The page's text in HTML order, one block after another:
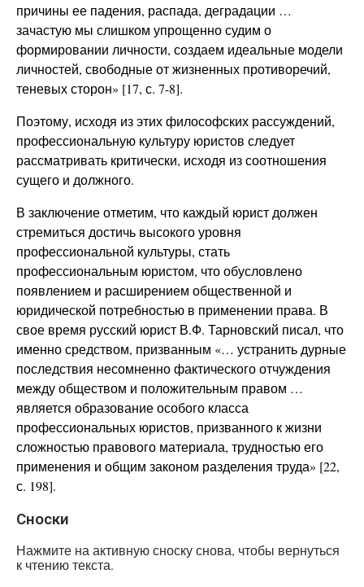
причины ее падения, распада, деградации …
зачастую мы слишком упрощенно судим о
формировании личности, создаем идеальные модели
личностей, свободные от жизненных противоречий,
теневых сторон» [17, с. 7-8].
Поэтому, исходя из этих философских рассуждений,
профессиональную культуру юристов следует
рассматривать критически, исходя из соотношения
сущего и должного.
В заключение отметим, что каждый юрист должен
стремиться достичь высокого уровня
профессиональной культуры, стать
профессиональным юристом, что обусловлено
появлением и расширением общественной и
юридической потребностью в применении права. В
свое время русский юрист В.Ф. Тарновский писал, что
именно средством, призванным «… устранить дурные
последствия несомненно фактического отчуждения
между обществом и положительным правом …
является образование особого класса
профессиональных юристов, призванного к жизни
сложностью правового материала, трудностью его
применения и общим законом разделения труда» [22,
с. 198].
Сноски
Нажмите на активную сноску снова, чтобы вернуться
к чтению текста.